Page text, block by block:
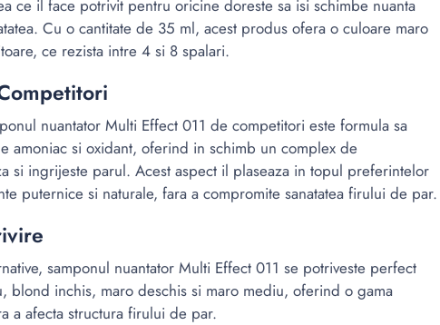
ce il face potrivit pentru oricine doreste sa isi schimbe nuanta
Cu o cantitate de 35 ml, acest produs ofera o culoare maro
ce rezista intre 4 si 8 spalari.
nuantator Multi Effect 011 de competitori este formula sa
amoniac si oxidant, oferind in schimb un complex de
si ingrijeste parul. Acest aspect il plaseaza in topul preferintelor
puternice si naturale, fara a compromite sanatatea firului de par.
samponul nuantator Multi Effect 011 se potriveste perfect
blond inchis, maro deschis si maro mediu, oferind o gama
a afecta structura firului de par.